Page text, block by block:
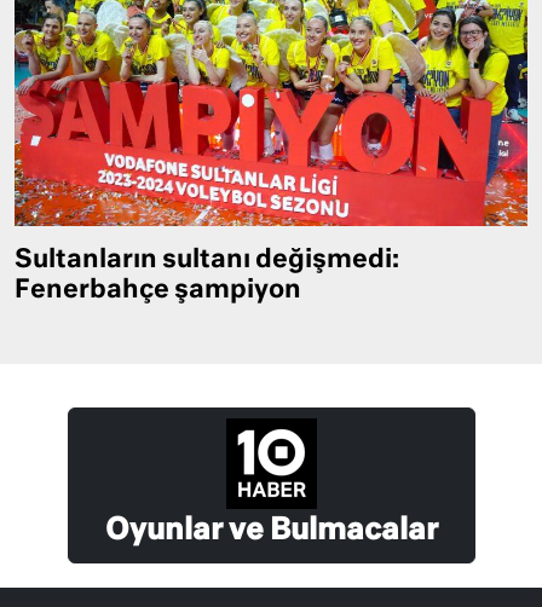
Sultanların sultanı değişmedi:
Fenerbahçe şampiyon
Oyunlar ve Bulmacalar